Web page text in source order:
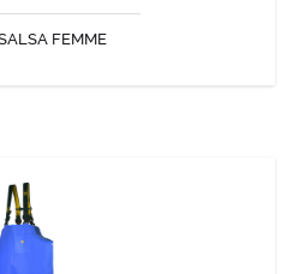
FEMME
G305
est réversible, légère et souple.